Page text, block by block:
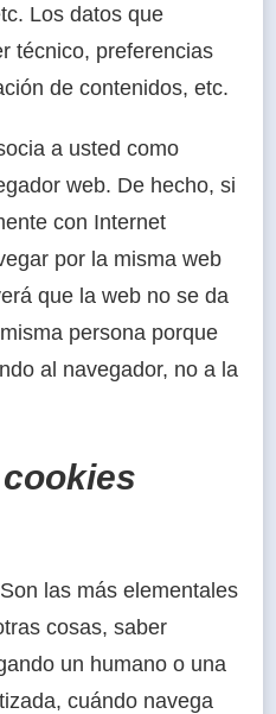
Los datos que
técnico, preferencias
de contenidos, etc.
a usted como
web. De hecho, si
con Internet
por la misma web
que la web no se da
persona porque
al navegador, no a la
cookies
las más elementales
cosas, saber
un humano o una
cuándo navega